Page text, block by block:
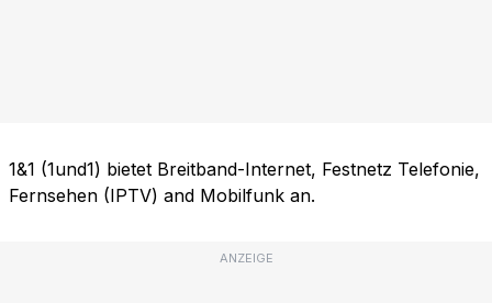
1&1 (1und1) bietet Breitband-Internet, Festnetz Telefonie,
Fernsehen (IPTV) and Mobilfunk an.
ANZEIGE